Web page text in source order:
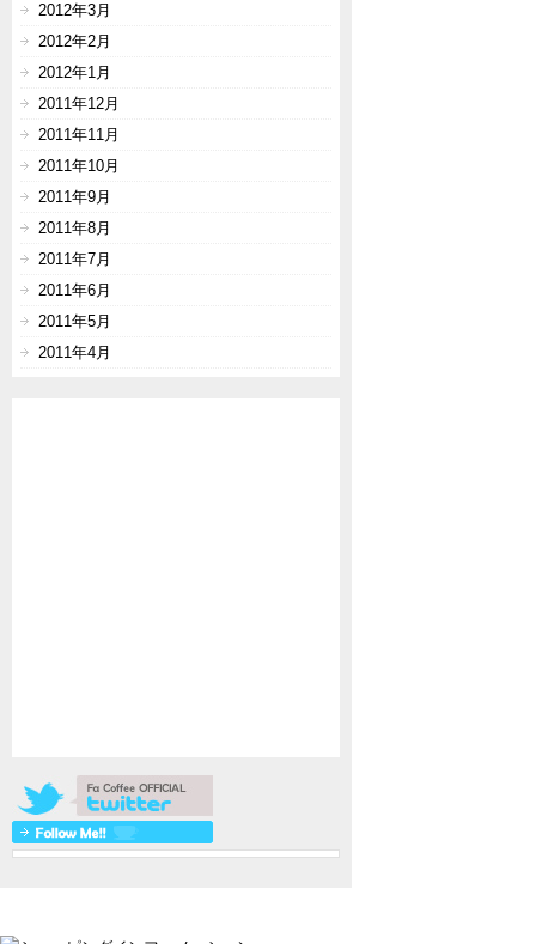
2012年3月
2012年2月
2012年1月
2011年12月
2011年11月
2011年10月
2011年9月
2011年8月
2011年7月
2011年6月
2011年5月
2011年4月